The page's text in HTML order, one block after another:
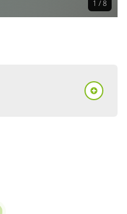
1 / 8